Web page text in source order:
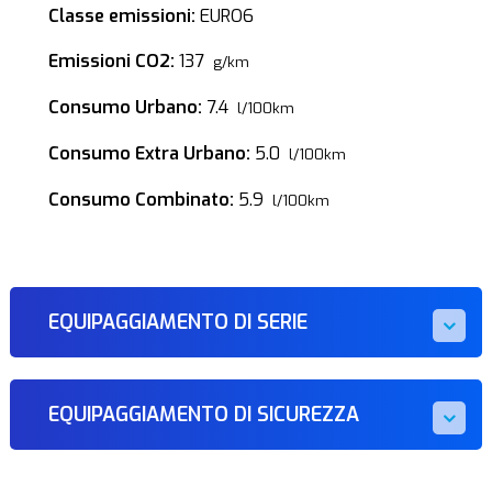
Classe emissioni: EURO6
Emissioni CO2: 137 g/km
Consumo Urbano: 7.4 l/100km
Consumo Extra Urbano: 5.0 l/100km
Consumo Combinato: 5.9 l/100km
EQUIPAGGIAMENTO DI SERIE
EQUIPAGGIAMENTO DI SICUREZZA